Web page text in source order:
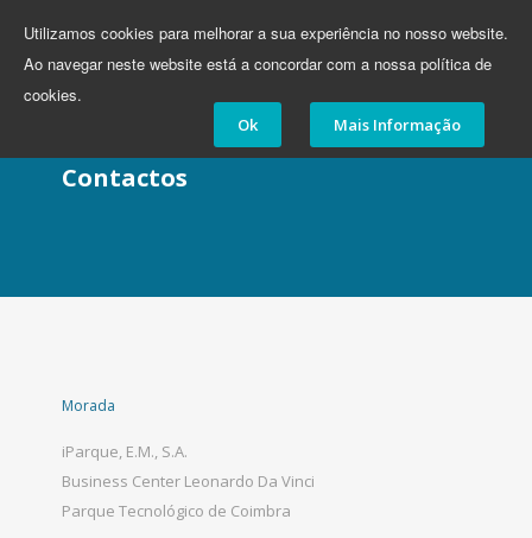
Utilizamos cookies para melhorar a sua experiência no nosso website.
Ao navegar neste website está a concordar com a nossa política de
cookies.
Ok Mais Informação
Toggle
Contactos
Morada
iParque, E.M., S.A.
Business Center Leonardo Da Vinci
Parque Tecnológico de Coimbra